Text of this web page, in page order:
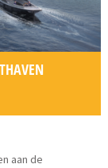
aan de